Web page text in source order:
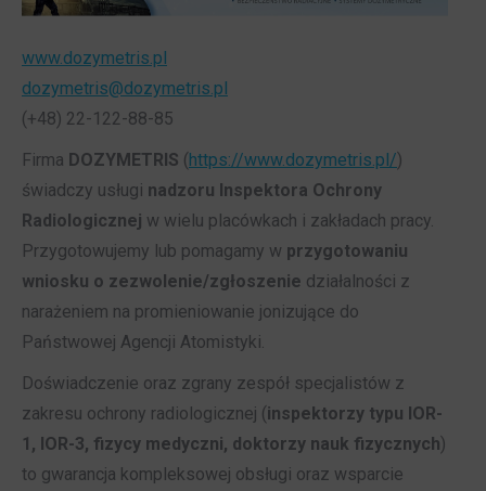
www.dozymetris.pl
dozymetris@dozymetris.pl
(+48) 22-122-88-85
Firma DOZYMETRIS (https://www.dozymetris.pl/)
świadczy usługi nadzoru Inspektora Ochrony
Radiologicznej w wielu placówkach i zakładach pracy.
Przygotowujemy lub pomagamy w przygotowaniu
wniosku o zezwolenie/zgłoszenie działalności z
narażeniem na promieniowanie jonizujące do
Państwowej Agencji Atomistyki.
Doświadczenie oraz zgrany zespół specjalistów z
zakresu ochrony radiologicznej (inspektorzy typu IOR-
1, IOR-3, fizycy medyczni, doktorzy nauk fizycznych)
to gwarancja kompleksowej obsługi oraz wsparcie